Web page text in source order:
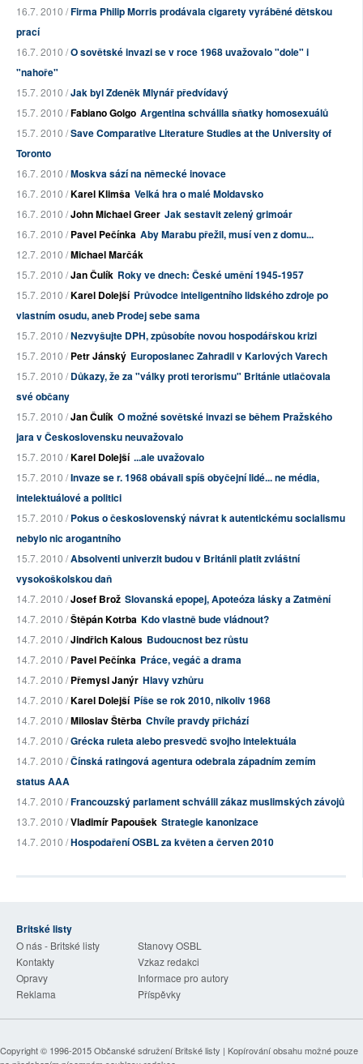
16.7. 2010 /Firma Philip Morris prodávala cigarety vyráběné dětskou
prací
16.7. 2010 /O sovětské invazi se v roce 1968 uvažovalo "dole" i
"nahoře"
15.7. 2010 /Jak byl Zdeněk Mlynář předvídavý
15.7. 2010 /Fabiano Golgo Argentina schválila sňatky homosexuálů
15.7. 2010 /Save Comparative Literature Studies at the University of
Toronto
16.7. 2010 /Moskva sází na německé inovace
16.7. 2010 /Karel Klimša Velká hra o malé Moldavsko
16.7. 2010 /John Michael Greer Jak sestavit zelený grimoár
16.7. 2010 /Pavel Pečínka Aby Marabu přežil, musí ven z domu...
12.7. 2010 /Michael Marčák
15.7. 2010 /Jan Čulík Roky ve dnech: České umění 1945-1957
15.7. 2010 /Karel Dolejší Průvodce inteligentního lidského zdroje po
vlastním osudu, aneb Prodej sebe sama
15.7. 2010 /Nezvyšujte DPH, způsobíte novou hospodářskou krizi
15.7. 2010 /Petr Jánský Europoslanec Zahradil v Karlových Varech
15.7. 2010 /Důkazy, že za "války proti terorismu" Británie utlačovala
své občany
15.7. 2010 /Jan Čulík O možné sovětské invazi se během Pražského
jara v Československu neuvažovalo
15.7. 2010 /Karel Dolejší ...ale uvažovalo
15.7. 2010 /Invaze se r. 1968 obávali spíš obyčejní lidé... ne média,
intelektuálové a politici
15.7. 2010 /Pokus o československý návrat k autentickému socialismu
nebylo nic arogantního
15.7. 2010 /Absolventi univerzit budou v Británii platit zvláštní
vysokoškolskou daň
14.7. 2010 /Josef Brož Slovanská epopej, Apoteóza lásky a Zatmění
14.7. 2010 /Štěpán Kotrba Kdo vlastně bude vládnout?
14.7. 2010 /Jindřich Kalous Budoucnost bez růstu
14.7. 2010 /Pavel Pečínka Práce, vegáč a drama
14.7. 2010 /Přemysl Janýr Hlavy vzhůru
14.7. 2010 /Karel Dolejší Píše se rok 2010, nikoliv 1968
14.7. 2010 /Miloslav Štěrba Chvíle pravdy přichází
14.7. 2010 /Grécka ruleta alebo presvedč svojho intelektuála
14.7. 2010 /Čínská ratingová agentura odebrala západním zemím
status AAA
14.7. 2010 /Francouzský parlament schválil zákaz muslimských závojů
13.7. 2010 /Vladimír Papoušek Strategie kanonizace
14.7. 2010 /Hospodaření OSBL za květen a červen 2010
Britské listy
O nás - Britské listy
Stanovy OSBL
Kontakty
Vzkaz redakci
Opravy
Informace pro autory
Reklama
Příspěvky
Copyright © 1996-2015Občanské sdružení Britské listy | Kopírování obsahu možné pouze